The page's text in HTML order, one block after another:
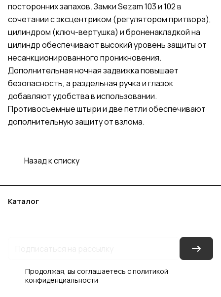
посторонних запахов. Замки Sezam 103 и 102 в
сочетании с эксцентриком (регулятором притвора),
цилиндром (ключ-вертушка) и броненакладкой на
цилиндр обеспечивают высокий уровень защиты от
несанкционированного проникновения.
Дополнительная ночная задвижка повышает
безопасность, а раздельная ручка и глазок
добавляют удобства в использовании.
Противосъемные штыри и две петли обеспечивают
дополнительную защиту от взлома.
Назад к списку
Каталог
Продолжая, вы соглашаетесь сполитикой
конфиденциальности